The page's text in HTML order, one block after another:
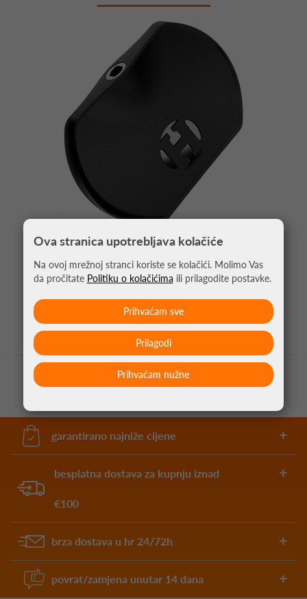
ALAT ZA IZMJENU PIKADO ŠPICA QUICK POINT
5,95 €
garantirano najniže cijene
besplatna dostava za kupnju iznad
€100
brza dostava u hr 24/72h
povrat/zamjena unutar 14 dana
Ova stranica upotrebljava kolačiće
Na ovoj mrežnoj stranci koriste se kolačići. Molimo Vas
da pročitate Politiku o kolačićima ili prilagodite postavke.
Prihvaćam nužne
Prilagodi
Prihvaćam sve